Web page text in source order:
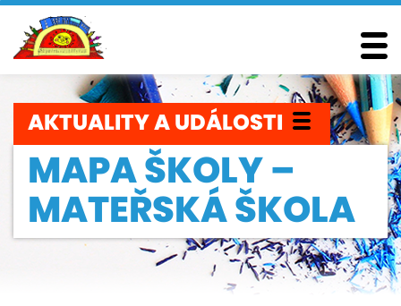
AKTUALITY A UDÁLOSTI
MAPA ŠKOLY –
MATEŘSKÁ ŠKOLA